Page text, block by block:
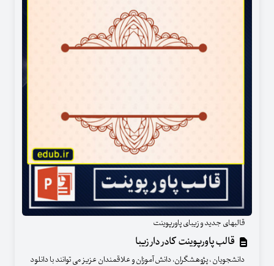
قالبهای جدید و زیبای پاورپوینت
قالب پاورپوینت کادر دار زیبا
دانشجویان ، پژوهشگران، دانش آموزان و علاقمندان عزیز می توانند با دانلود